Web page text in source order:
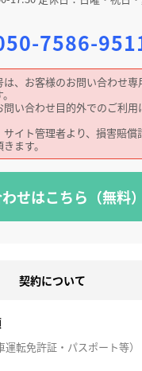
7586-
は、お客様のお問い合わせ専
問い合わせ目的外でのご利用
イト管理者より、損害賠償
ます。
せはこちら（無料）
契約について
転免許証・パスポート等）